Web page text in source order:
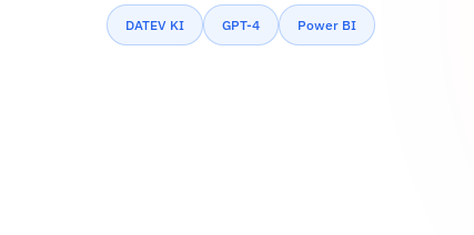
DATEV KI GPT-4 Power BI